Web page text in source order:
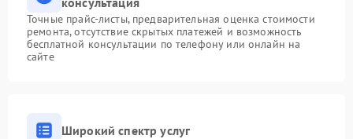
Точные прайс-листы, предварительная оценка стоимости
ремонта, отсутствие скрытых платежей и возможность
бесплатной консультации по телефону или онлайн на
сайте
Широкий спектр услуг